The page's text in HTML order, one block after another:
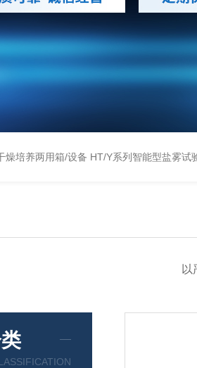
燥培养两用箱/设备 HT/Y系列智能型盐雾试
以